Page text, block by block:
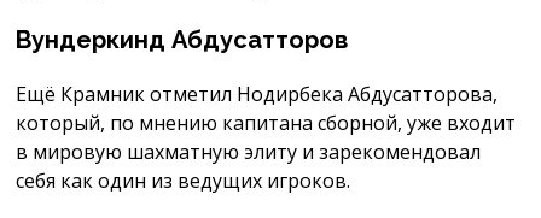
Вундеркинд Абдусатторов
Ещё Крамник отметил Нодирбека Абдусатторова,
который, по мнению капитана сборной, уже входит
в мировую шахматную элиту и зарекомендовал
себя как один из ведущих игроков.